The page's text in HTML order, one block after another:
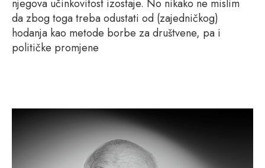
njegova učinkovitost izostaje. No nikako ne mislim
da zbog toga treba odustati od (zajedničkog)
hodanja kao metode borbe za društvene, pa i
političke promjene